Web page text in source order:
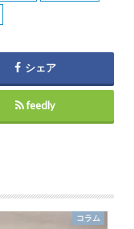
シェア
feedly
コラム